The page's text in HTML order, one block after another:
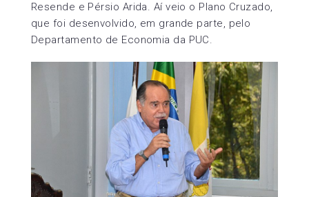
Resende e Pérsio Arida. Aí veio o Plano Cruzado,
que foi desenvolvido, em grande parte, pelo
Departamento de Economia da PUC.